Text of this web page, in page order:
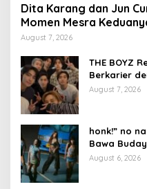
Dita Karang dan Jun
Momen Mesra
August 7, 2026
THE BOYZ
Berkarier
August 7, 2026
honk!” no
Bawa
August 6, 2026